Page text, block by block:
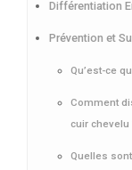
Différentiation
Prévention et
Qu’est-ce
Comment
cuir chevelu
Quelles